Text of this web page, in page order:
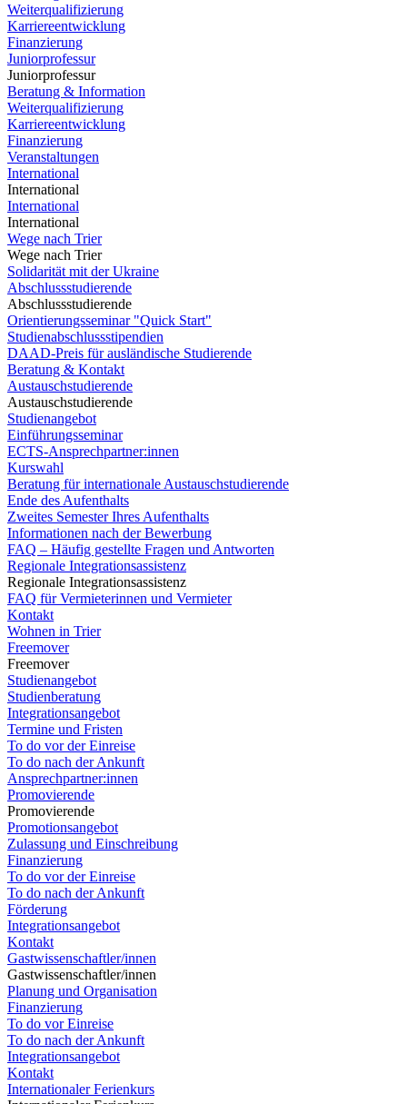
Weiterqualifizierung
Karriereentwicklung
Finanzierung
Juniorprofessur
Juniorprofessur
Beratung & Information
Weiterqualifizierung
Karriereentwicklung
Finanzierung
Veranstaltungen
International
International
International
International
Wege nach Trier
Wege nach Trier
Solidarität mit der Ukraine
Abschlussstudierende
Abschlussstudierende
Orientierungsseminar "Quick Start"
Studienabschlussstipendien
DAAD-Preis für ausländische Studierende
Beratung & Kontakt
Austauschstudierende
Austauschstudierende
Studienangebot
Einführungsseminar
ECTS-Ansprechpartner:innen
Kurswahl
Beratung für internationale Austauschstudierende
Ende des Aufenthalts
Zweites Semester Ihres Aufenthalts
Informationen nach der Bewerbung
FAQ – Häufig gestellte Fragen und Antworten
Regionale Integrationsassistenz
Regionale Integrationsassistenz
FAQ für Vermieterinnen und Vermieter
Kontakt
Wohnen in Trier
Freemover
Freemover
Studienangebot
Studienberatung
Integrationsangebot
Termine und Fristen
To do vor der Einreise
To do nach der Ankunft
Ansprechpartner:innen
Promovierende
Promovierende
Promotionsangebot
Zulassung und Einschreibung
Finanzierung
To do vor der Einreise
To do nach der Ankunft
Förderung
Integrationsangebot
Kontakt
Gastwissenschaftler/innen
Gastwissenschaftler/innen
Planung und Organisation
Finanzierung
To do vor Einreise
To do nach der Ankunft
Integrationsangebot
Kontakt
Internationaler Ferienkurs